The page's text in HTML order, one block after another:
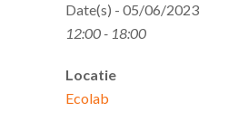
Date(s) - 05/06/2023
12:00 - 18:00
Locatie
Ecolab